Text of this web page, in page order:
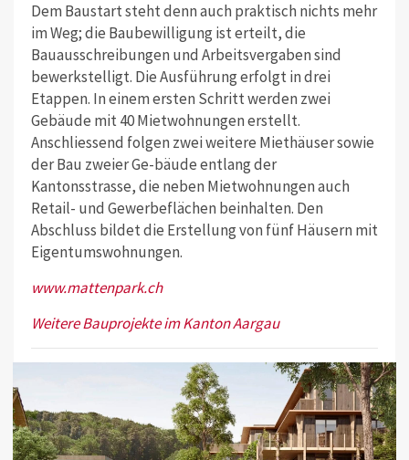
Dem Baustart steht denn auch praktisch nichts mehr
im Weg; die Baubewilligung ist erteilt, die
Bauausschreibungen und Arbeitsvergaben sind
bewerkstelligt. Die Ausführung erfolgt in drei
Etappen. In einem ersten Schritt werden zwei
Gebäude mit 40 Mietwohnungen erstellt.
Anschliessend folgen zwei weitere Miethäuser sowie
der Bau zweier Ge-bäude entlang der
Kantonsstrasse, die neben Mietwohnungen auch
Retail- und Gewerbeflächen beinhalten. Den
Abschluss bildet die Erstellung von fünf Häusern mit
Eigentumswohnungen.
www.mattenpark.ch
Weitere Bauprojekte im Kanton Aargau